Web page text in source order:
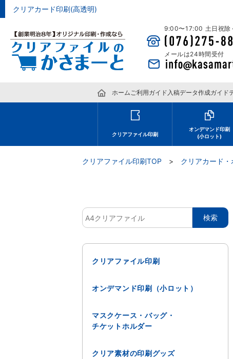
クリアカード印刷(高透明)
9:00〜17:00 土日祝
メールは24時間受付
ホーム ご利用ガイド 入稿データ作成ガイド
クリアファイル印刷
オンデマンド印刷
(小ロット)
クリアファイル印刷TOP クリアカード
クリアファイル印刷
オンデマンド印刷（小ロット）
マスクケース・バッグ・
チケットホルダー
クリア素材の印刷グッズ